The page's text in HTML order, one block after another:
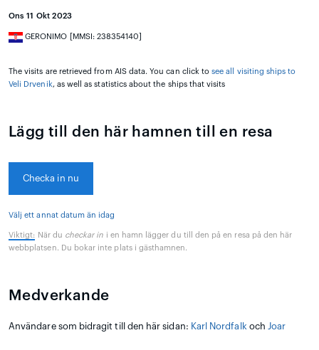
Ons 11 Okt 2023
GERONIMO [MMSI: 238354140]
The visits are retrieved from AIS data. You can click tosee all visiting ships to
Veli Drvenik, as well as statistics about the ships that visits
Lägg till den här hamnen till en resa
Checka in nu
Välj ett annat datum än idag
Viktigt: När du checkar in i en hamn lägger du till den på en resa på den här
webbplatsen. Du bokar inte plats i gästhamnen.
Medverkande
Användare som bidragit till den här sidan: Karl Nordfalk och Joar